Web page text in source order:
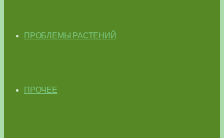
ПРОБЛЕМЫ РАСТЕНИЙ
ПРОЧЕЕ